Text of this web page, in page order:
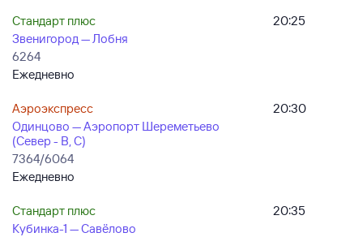
Стандарт плюс
Звенигород — Лобня
6264
Ежедневно
20:25
Аэроэкспресс
Одинцово — Аэропорт Шереметьево
(Север - B, C)
7364/6064
Ежедневно
20:30
Стандарт плюс
Кубинка-1 — Савёлово
20:35